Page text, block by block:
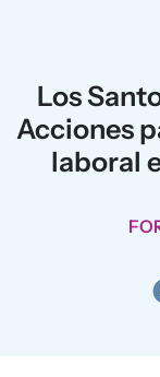
Los
Acciones
laboral